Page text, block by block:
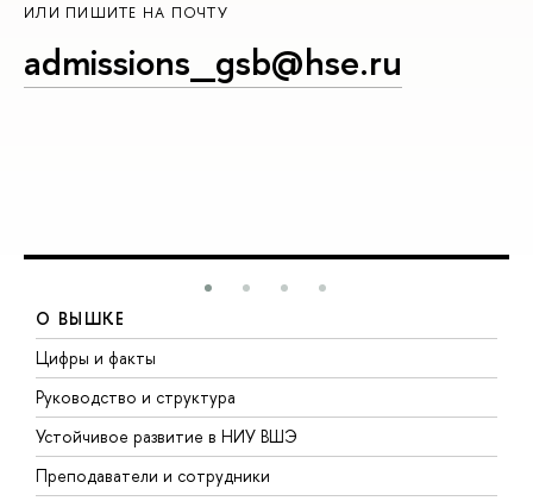
ИЛИ ПИШИТЕ НА ПОЧТУ
admissions_gsb@hse.ru
О ВЫШКЕ
Цифры и факты
Руководство и структура
Устойчивое развитие в НИУ ВШЭ
Преподаватели и сотрудники